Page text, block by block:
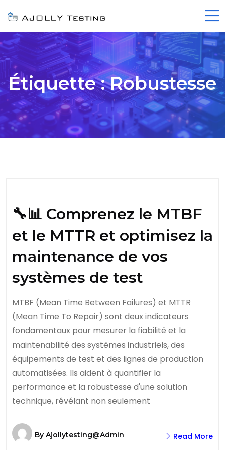
Étiquette :Robustesse
🔧📊 Comprenez le MTBF
et le MTTR et optimisez la
maintenance de vos
systèmes de test
MTBF (Mean Time Between Failures) et MTTR
(Mean Time To Repair) sont deux indicateurs
fondamentaux pour mesurer la fiabilité et la
maintenabilité des systèmes industriels, des
équipements de test et des lignes de production
automatisées. Ils aident à quantifier la
performance et la robustesse d'une solution
technique, révélant non seulement
By Ajollytesting@admin Read More